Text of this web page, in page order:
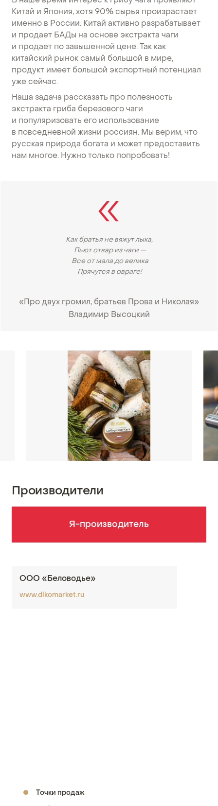
Китай и Япония, хотя 90% сырья произрастает
именно в России. Китай активно разрабатывает
и продает БАДы на основе экстракта чаги
и продает по завышенной цене. Так как
китайский рынок самый большой в мире,
продукт имеет большой экспортный потенциал
уже сейчас.
Наша задача рассказать про полезность
экстракта гриба березового чаги
и популяризовать его использование
в повседневной жизни россиян. Мы верим, что
русская природа богата и может предоставить
нам многое. Нужно только попробовать!
Как братья не вяжут лыка,
Пьют отвар из чаги —
Все от мала до велика
Прячутся в овраге!
«Про двух громил, братьев Прова и Николая»
•
Владимир Высоцкий
Производители
Я-производитель
ООО «Беловодье»
www.dikomarket.ru
Точки продаж